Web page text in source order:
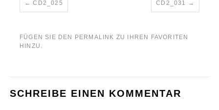
CD2_025 CD2_031
FÜGEN SIE DEN PERMALINK ZU IHREN FAVORITEN
HINZU.
SCHREIBE EINEN KOMMENTAR